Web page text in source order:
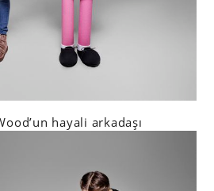
hayali arkadaşı